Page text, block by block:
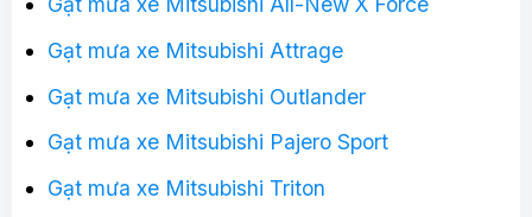
Gạt mưa xe Mitsubishi Attrage
Gạt mưa xe Mitsubishi Outlander
Gạt mưa xe Mitsubishi Pajero Sport
Gạt mưa xe Mitsubishi Triton